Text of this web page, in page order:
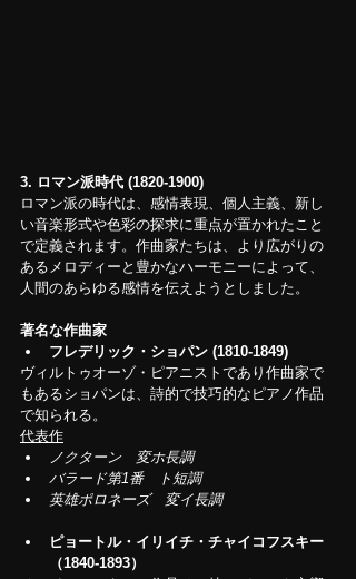
3. ロマン派時代 (1820-1900)
ロマン派の時代は、感情表現、個人主義、新し
い音楽形式や色彩の探求に重点が置かれたこと
で定義されます。作曲家たちは、より広がりの
あるメロディーと豊かなハーモニーによって、
人間のあらゆる感情を伝えようとしました。
著名な作曲家
フレデリック・ショパン (1810-1849)
ヴィルトゥオーゾ・ピアニストであり作曲家で
もあるショパンは、詩的で技巧的なピアノ作品
で知られる。
代表作
ノクターン　変ホ長調
バラード第1番　ト短調
英雄ポロネーズ　変イ長調
ピョートル・イリイチ・チャイコフスキー
（1840-1893）